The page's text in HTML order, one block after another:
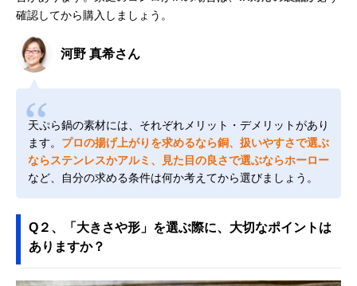
確認してから購入しましょう。
河野 真希さん
天ぷら鍋の素材には、それぞれメリット・デメリットがあり
ます。 プロの揚げ上がりを求めるなら銅、扱いやすさで選ぶ
ならステンレスかアルミ、見た目の良さで選ぶならホーロー
など、自分の求める条件は何か考えてから選びましょう。
Q２、「大きさや形」を選ぶ際に、大切なポイントは
ありますか？